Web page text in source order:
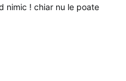
nimic ! chiar nu le poate